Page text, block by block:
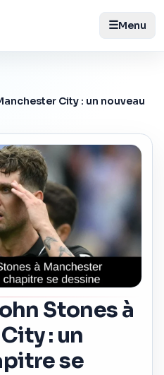
☰Menu
City : un nouveau
Stones à
: un
se